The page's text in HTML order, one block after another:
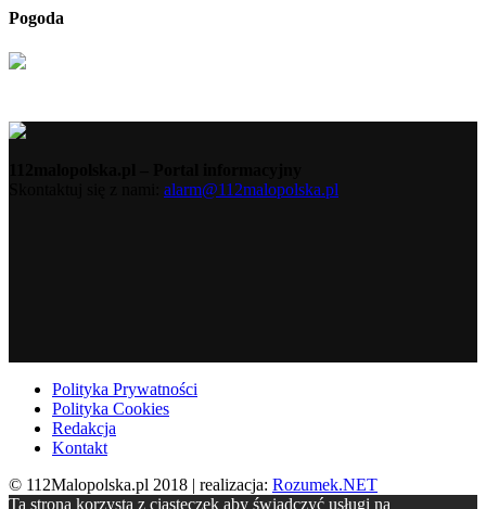
Pogoda
alarm@112malopolska.pl
Polityka Prywatności
Polityka Cookies
Redakcja
Kontakt
© 112Malopolska.pl 2018 | realizacja: Rozumek.NET
Ta strona korzysta z ciasteczek aby świadczyć usługi na